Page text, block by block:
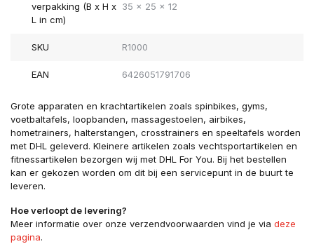
verpakking (B x H x
L in cm)
35 x 25 x 12
SKU R1000
EAN 6426051791706
Grote apparaten en krachtartikelen zoals spinbikes, gyms,
voetbaltafels, loopbanden, massagestoelen, airbikes,
hometrainers, halterstangen, crosstrainers en speeltafels worden
met DHL geleverd. Kleinere artikelen zoals vechtsportartikelen en
fitnessartikelen bezorgen wij met DHL For You. Bij het bestellen
kan er gekozen worden om dit bij een servicepunt in de buurt te
leveren.
Hoe verloopt de levering?
Meer informatie over onze verzendvoorwaarden vind je via deze
pagina.